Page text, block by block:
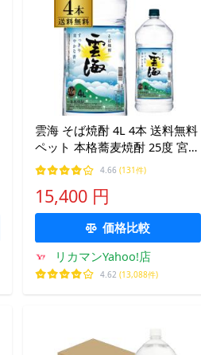
雲海 そば焼酎 4L 4本 送料無料
ペット 本格蕎麦焼酎 25度 宮崎
県 雲海酒造 4000ml KOB あす
つく
4.66 (131件)
15,400 円
価格比較
リカマンYahoo!店
4.62 (13,088件)